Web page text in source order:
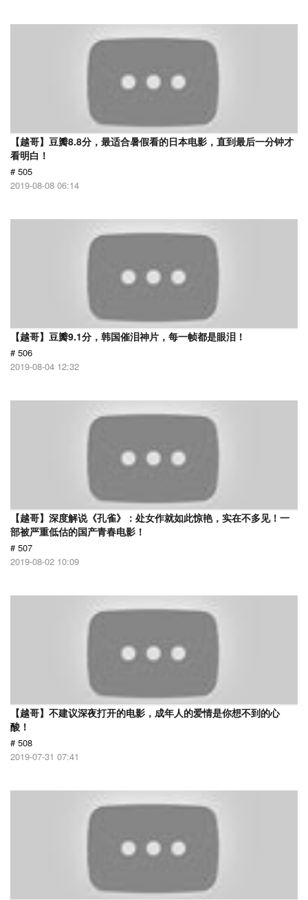
【越哥】豆瓣8.8分，最适合暑假看的日本电影，直到最后一分钟才
看明白！
# 505
2019-08-08 06:14
【越哥】豆瓣9.1分，韩国催泪神片，每一帧都是眼泪！
# 506
2019-08-04 12:32
【越哥】深度解说《孔雀》：处女作就如此惊艳，实在不多见！一
部被严重低估的国产青春电影！
# 507
2019-08-02 10:09
【越哥】不建议深夜打开的电影，成年人的爱情是你想不到的心
酸！
# 508
2019-07-31 07:41